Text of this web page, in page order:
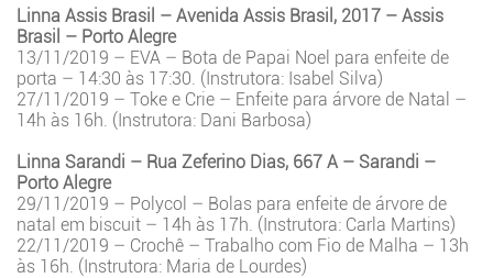
Linna Assis Brasil – Avenida Assis Brasil, 2017 – Assis
Brasil – Porto Alegre
13/11/2019 – EVA – Bota de Papai Noel para enfeite de
porta – 14:30 às 17:30. (Instrutora: Isabel Silva)
27/11/2019 – Toke e Crie – Enfeite para árvore de Natal –
14h às 16h. (Instrutora: Dani Barbosa)
Linna Sarandi – Rua Zeferino Dias, 667 A – Sarandi –
Porto Alegre
29/11/2019 – Polycol – Bolas para enfeite de árvore de
natal em biscuit – 14h às 17h. (Instrutora: Carla Martins)
22/11/2019 – Crochê – Trabalho com Fio de Malha – 13h
às 16h. (Instrutora: Maria de Lourdes)